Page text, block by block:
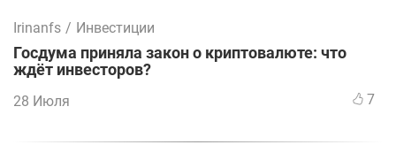
Irinanfs / Инвестиции
Госдума приняла закон о криптовалюте: что
ждёт инвесторов?
28 Июля 7